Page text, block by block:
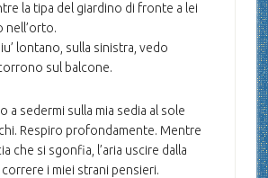
la tipa del giardino di fronte a lei
nell’orto.
lontano, sulla sinistra, vedo
sul balcone.
a sedermi sulla mia sedia al sole
Respiro profondamente. Mentre
che si sgonfia, l’aria uscire dalla
i miei strani pensieri.